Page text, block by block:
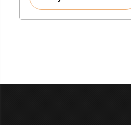
do